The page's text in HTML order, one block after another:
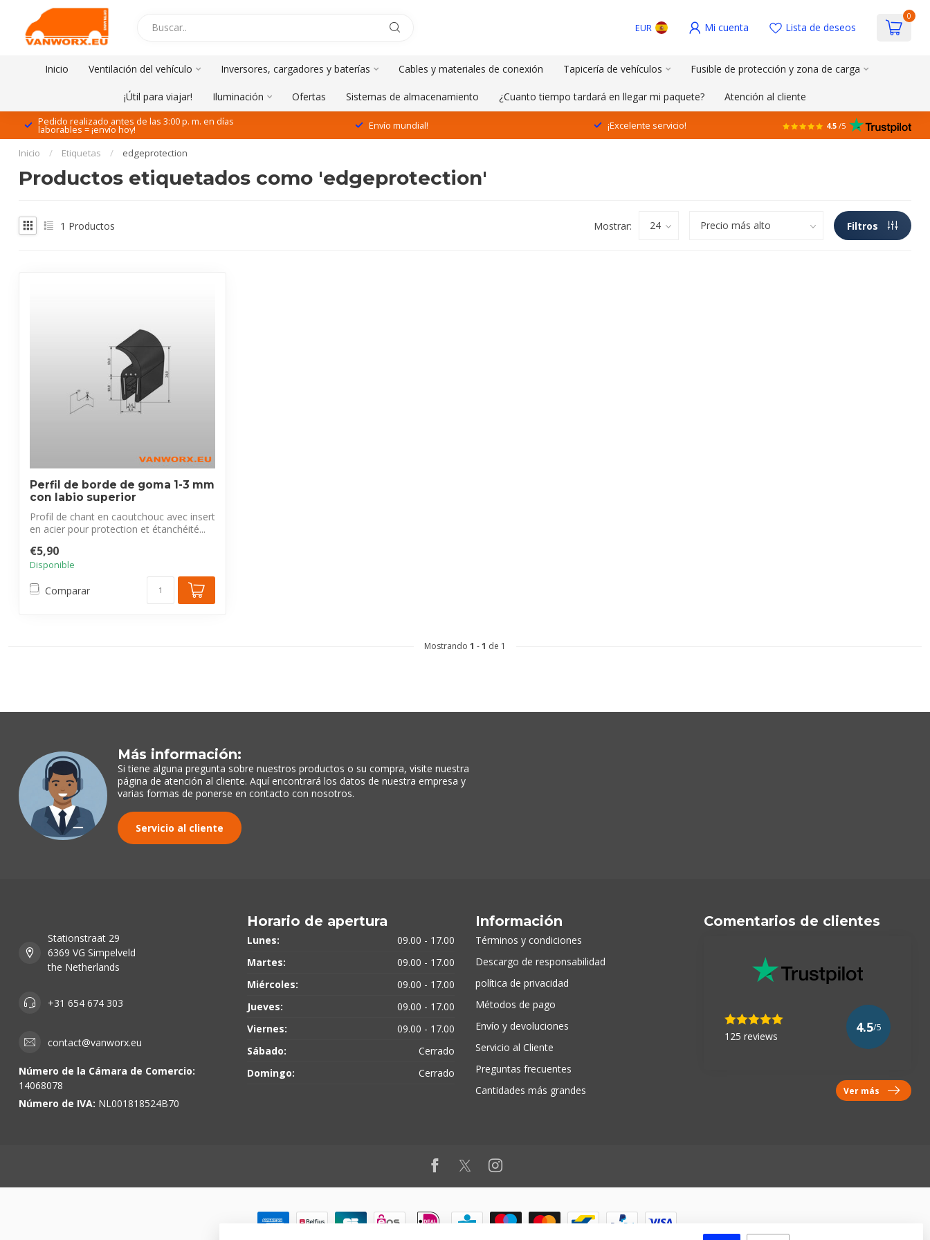
EUR Mi cuenta Lista de deseos
0
Inicio Ventilación del vehículo Inversores, cargadores y baterías Cables y materiales de conexión Tapicería de vehículos Fusible de protección y zona de carga
¡Útil para viajar! Iluminación Ofertas Sistemas de almacenamiento ¿Cuanto tiempo tardará en llegar mi paquete? Atención al cliente
Pedido realizado antes de las 3:00 p. m. en días
laborables = ¡envío hoy! Envío mundial! ¡Excelente servicio! 4.5 /5
Inicio / Etiquetas / edgeprotection
Productos etiquetados como 'edgeprotection'
1 Productos Mostrar: Filtros
Perfil de borde de goma 1-3 mm
con labio superior
Profil de chant en caoutchouc avec insert
en acier pour protection et étanchéité...
€5,90
Disponible
Comparar
Mostrando 1 -1 de 1
Más información:
Si tiene alguna pregunta sobre nuestros productos o su compra, visite nuestra
página de atención al cliente. Aquí encontrará los datos de nuestra empresa y
varias formas de ponerse en contacto con nosotros.
Servicio al cliente
Stationstraat 29
6369 VG Simpelveld
the Netherlands
+31 654 674 303
contact@vanworx.eu
Número de la Cámara de Comercio:
14068078
Número de IVA: NL001818524B70
Horario de apertura
Lunes:
09.00 - 17.00
Martes:
09.00 - 17.00
Miércoles:
09.00 - 17.00
Jueves:
09.00 - 17.00
Viernes:
09.00 - 17.00
Sábado:
Cerrado
Domingo:
Cerrado
Información
Términos y condiciones
Descargo de responsabilidad
política de privacidad
Métodos de pago
Envío y devoluciones
Servicio al Cliente
Preguntas frecuentes
Cantidades más grandes
Comentarios de clientes
125 reviews
4.5/5
Ver más